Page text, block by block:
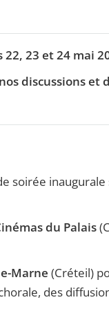
23 et 24 mai
discussions et
soirée inaugurale
du Palais
Marne (Créteil)
des